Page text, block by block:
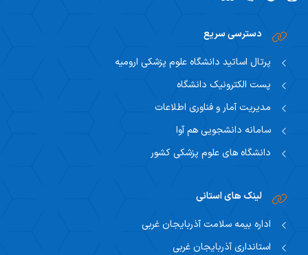
دسترسی سریع
پرتال اساتید دانشگاه علوم پزشکی ارومیه
پست الکترونیک دانشگاه
مدیریت آمار و فناوری اطلاعات
سامانه دانشجویی هم آوا
دانشگاه های علوم پزشکی کشور
لینک های استانی
اداره بیمه سلامت آذربایجان غربی
استانداری آذربایجان غربی